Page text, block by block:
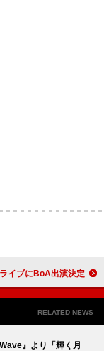
25周年ライブにBoA出演決定
RELATED NEWS
』より「輝く月